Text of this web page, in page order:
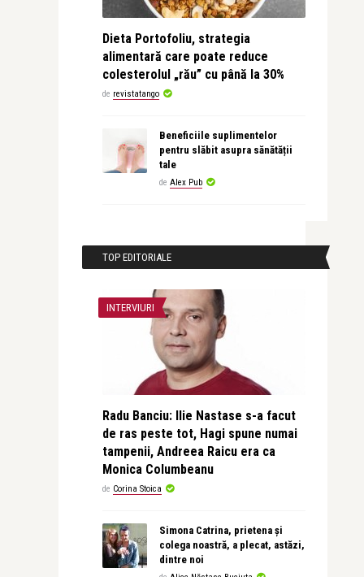
Dieta Portofoliu, strategia
alimentară care poate reduce
colesterolul „rău” cu până la 30%
de revistatango
Beneficiile suplimentelor
pentru slăbit asupra sănătății
tale
de Alex Pub
TOP EDITORIALE
INTERVIURI
Radu Banciu: Ilie Nastase s-a facut
de ras peste tot, Hagi spune numai
tampenii, Andreea Raicu era ca
Monica Columbeanu
de Corina Stoica
Simona Catrina, prietena și
colega noastră, a plecat, astăzi,
dintre noi